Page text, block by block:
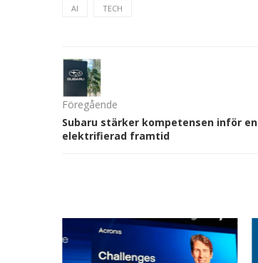
AI TECH
Föregående
Subaru stärker kompetensen inför en
elektrifierad framtid